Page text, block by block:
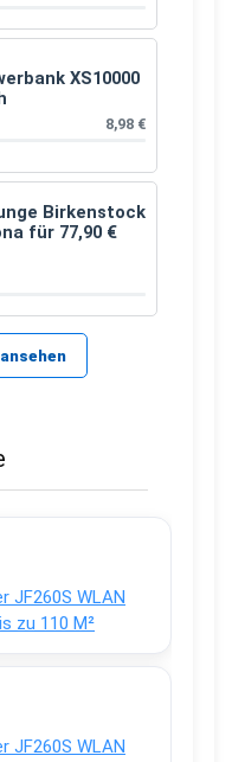
XS10000
8,98 €
Birkenstock
für 77,90 €
JF260S WLAN
zu 110 M²
JF260S WLAN